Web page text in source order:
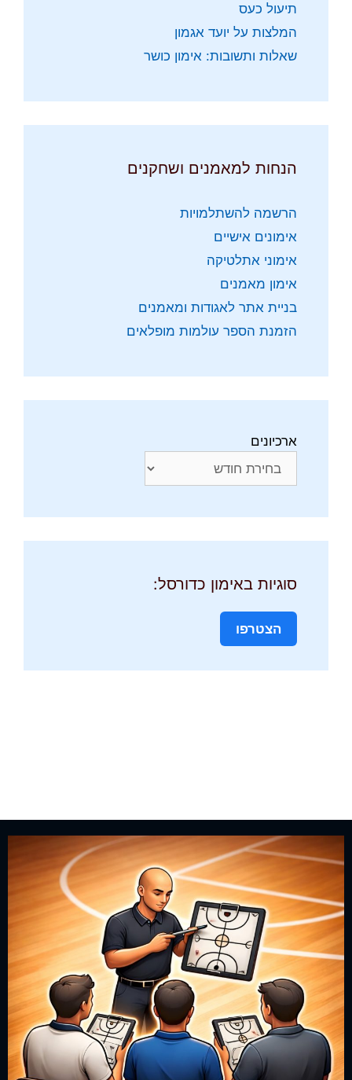
תיעול כעס
המלצות על יועד אגמון
שאלות ותשובות: אימון כושר
הנחות למאמנים ושחקנים
הרשמה להשתלמויות
אימונים אישיים
אימוני אתלטיקה
אימון מאמנים
בניית אתר לאגודות ומאמנים
הזמנת הספר עולמות מופלאים
ארכיונים
סוגיות באימון כדורסל:
הצטרפו